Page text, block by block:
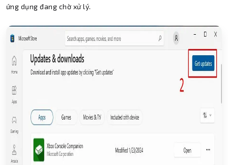
ứng dụng đang chờ xử lý.